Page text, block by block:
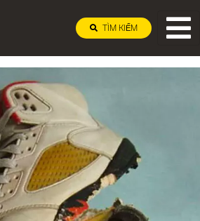
TÌM KIẾM